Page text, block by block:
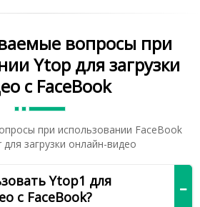
вопросы при
Ytop для загрузки
с FaceBook
при использовании FaceBook
загрузки онлайн-видео
Ytop1 для
с FaceBook?